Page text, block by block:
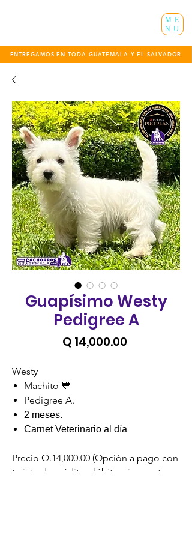
ENTREGAMOS EN TODA GUATEMALA Y EL SALVADOR
ME
NU
Guapísimo Westy
Pedigree A
Q 14,000.00Precio
Westy
Machito 💙
Pedigree A.
2 meses.
Carnet Veterinario al día
Precio Q.14,000.00 (Opción a pago con
tarjeta de crédito, débito, visa cuotas o